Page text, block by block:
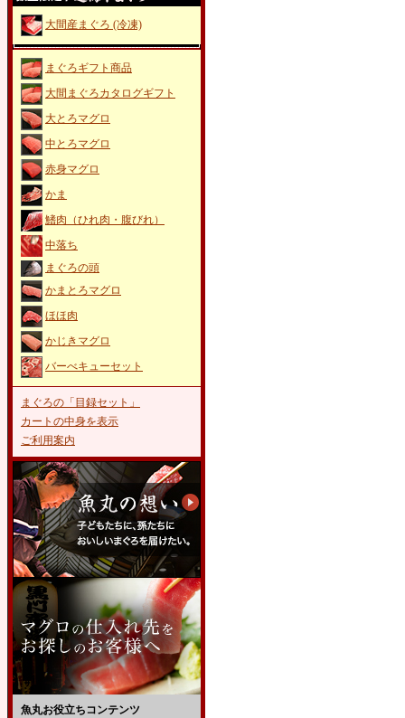
大間産まぐろ (冷凍)
まぐろギフト商品
大間まぐろカタログギフト
大とろマグロ
中とろマグロ
赤身マグロ
かま
鰭肉（ひれ肉・腹びれ）
中落ち
まぐろの頭
かまとろマグロ
ほほ肉
かじきマグロ
バーべキューセット
まぐろの「目録セット」
カートの中身を表示
ご利用案内
魚丸お役立ちコンテンツ